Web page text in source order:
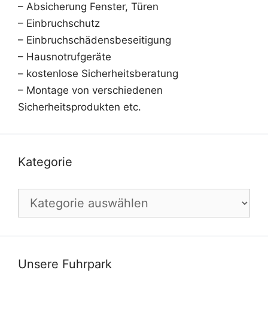
– Absicherung Fenster, Türen
– Einbruchschutz
– Einbruchschädensbeseitigung
– Hausnotrufgeräte
– kostenlose Sicherheitsberatung
– Montage von verschiedenen
Sicherheitsprodukten etc.
Kategorie
Kategorie
Unsere Fuhrpark